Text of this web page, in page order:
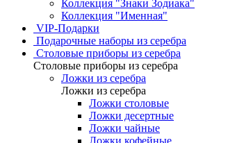
Коллекция "Знаки Зодиака"
Коллекция "Именная"
VIP-Подарки
Подарочные наборы из серебра
Столовые приборы из серебра
Столовые приборы из серебра
Ложки из серебра
Ложки из серебра
Ложки столовые
Ложки десертные
Ложки чайные
Ложки кофейные